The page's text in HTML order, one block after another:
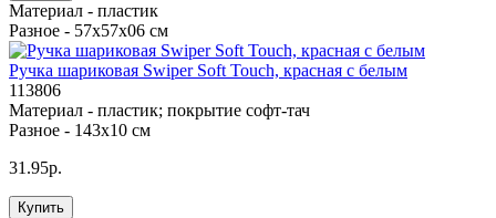
Материал - пластик
Разное - 57х57х06 см
Ручка шариковая Swiper Soft Touch, красная с белым
113806
Материал - пластик; покрытие софт-тач
Разное - 143x10 см
31.95р.
Купить